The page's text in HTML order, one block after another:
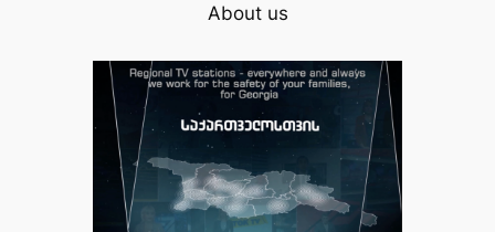
About us